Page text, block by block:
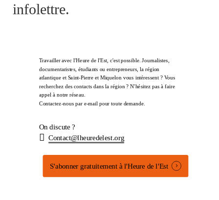
infolettre.
Travailler avec l'Heure de l'Est, c'est possible. Journalistes,
documentaristes, étudiants ou entrepreneurs, la région
atlantique et Saint-Pierre et Miquelon vous intéressent ? Vous
recherchez des contacts dans la région ? N'hésitez pas à faire
appel à notre réseau.
Contactez-nous par e-mail pour toute demande.
On discute ?
Contact@lheuredelest.org
S'abonner gratuitement à l'Heure de l'Est